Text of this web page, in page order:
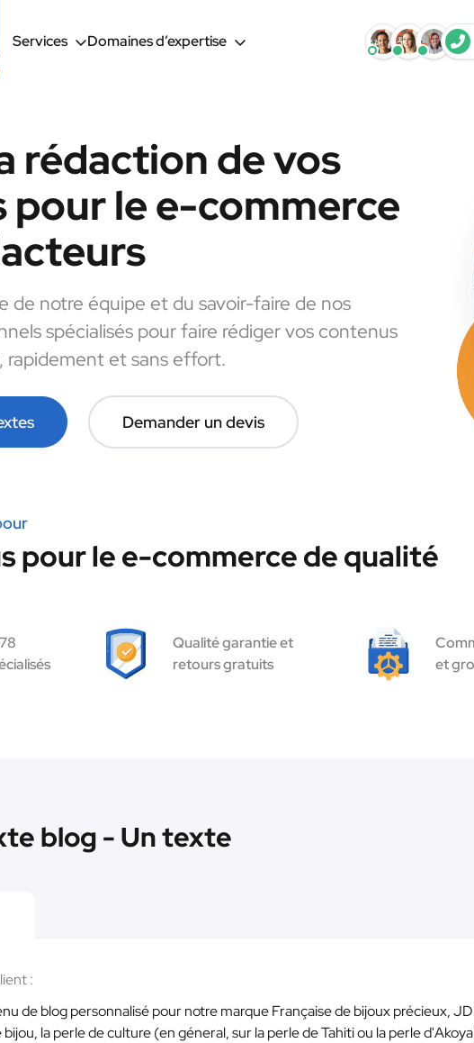
Services Domaines d’expertise
rédaction de vos
pour le e-commerce
de notre équipe et du savoir-faire de nos
spécialisés pour faire rédiger vos contenus
rapidement et sans effort.
Demander un devis
pour le e-commerce de qualité
Qualité garantie et
retours gratuits
et
blog - Un texte
:
de blog personnalisé pour notre marque Française de bijoux précieux,
la perle de culture (en géneral, sur la perle de Tahiti ou la perle